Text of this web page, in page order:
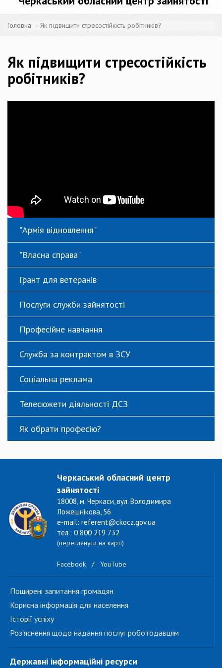
Головна Як підвищити стресостійкість робітників?
Як підвищити стресостійкість
робітників?
"Армія відновлення"
"Власна справа"
Грант для ветеранів
Послуги служби зайнятості
Професійне навчання
Служба за контрактом в ЗСУ
Соціальна реклама
Телесюжети діяльності ДСЗ
Як обрати професію?
Черкаський обласний центр
зайнятості
18008, м. Черкаси, вул. Володимира
Ложешнікова, 56
e-mail: referent@ckocz.gov.ua
тел.: 0 800 219 732
(переглянути на карті)
Facebook / YouTube
Поширені запитання громадян
Корисна інформація для населення
Історії успіху
Роз'яснення щодо надання послуг роботодавцям
Державні інформаційні ресурси